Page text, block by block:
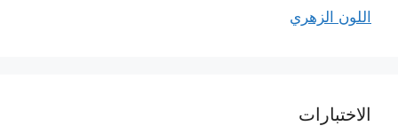
اللون الزهري
الاختبارات